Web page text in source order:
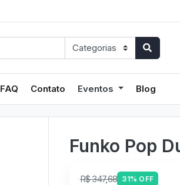
FAQ Contato Eventos Blog
Funko Pop
R$ 347,68 31% OFF